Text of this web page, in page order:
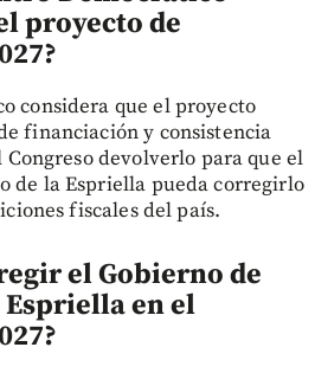
proyecto de
considera que el proyecto
financiación y consistencia
devolverlo para que el
de la Espriella pueda corregirlo
fiscales del país.
el Gobierno de
en el